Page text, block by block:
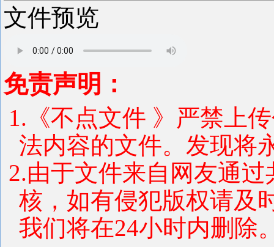
文件预览
免责声明：
1.《不点文件 》严禁上
法内容的文件。发现将
2.由于文件来自网友通
核，如有侵犯版权请及
我们将在24小时内删除